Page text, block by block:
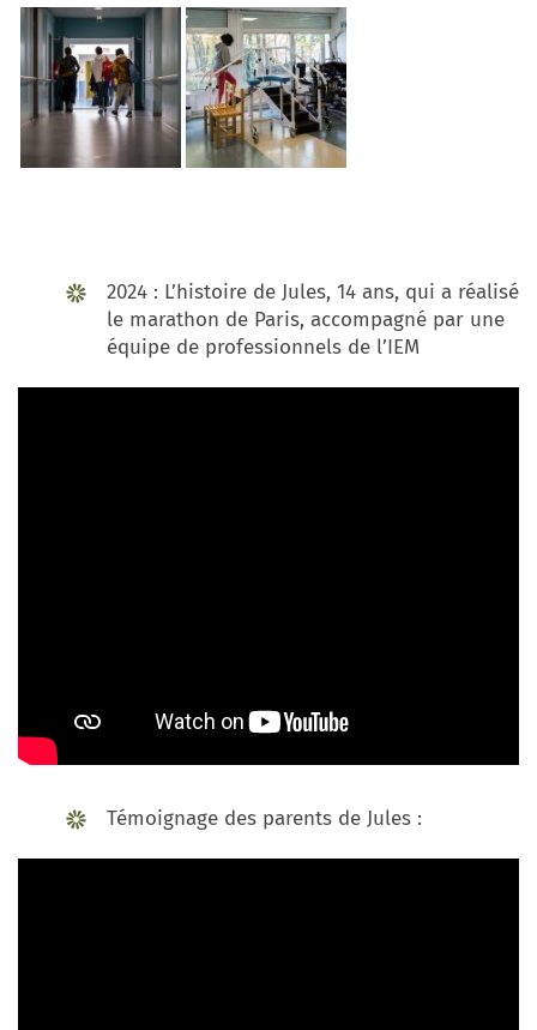
2024 : L’histoire de Jules, 14 ans, qui a réalisé
le marathon de Paris, accompagné par une
équipe de professionnels de l’IEM
Témoignage des parents de Jules :